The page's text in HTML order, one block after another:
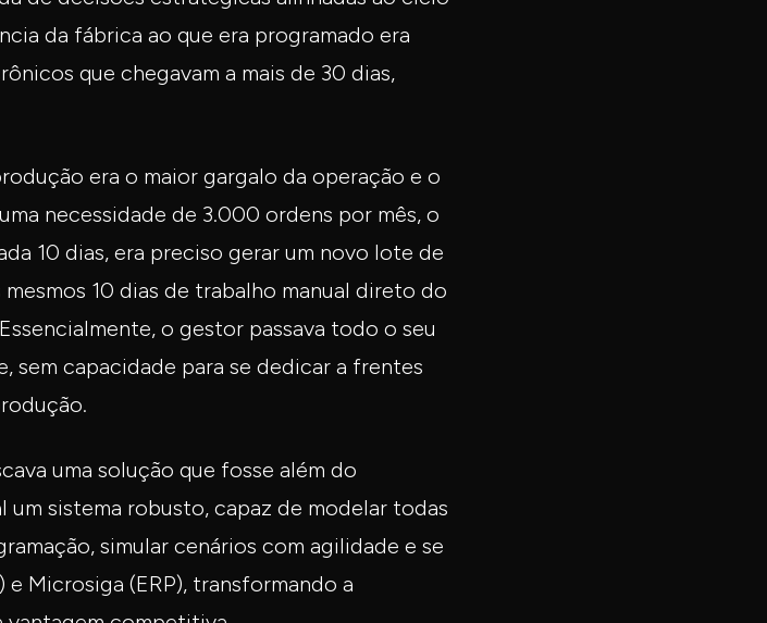
da fábrica ao que era programado era
que chegavam a mais de 30 dias,
era o maior gargalo da operação e o
necessidade de 3.000 ordens por mês, o
10 dias, era preciso gerar um novo lote de
10 dias de trabalho manual direto do
o gestor passava todo o seu
sem capacidade para se dedicar a frentes
uma solução que fosse além do
um sistema robusto, capaz de modelar todas
simular cenários com agilidade e se
Microsiga (ERP), transformando a